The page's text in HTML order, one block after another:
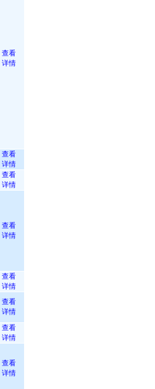
查看
详情
查看
详情
查看
详情
查看
详情
查看
详情
查看
详情
查看
详情
查看
详情